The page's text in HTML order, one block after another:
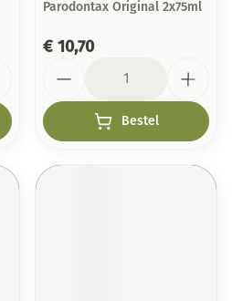
Parodontax Original 2x75ml
€ 10,70
Bestel